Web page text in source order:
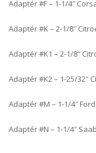
Adaptér #F – 1-1/4″
Adaptér #K – 2-1/8″
Adaptér #K1 – 2-1/8″
Adaptér #K2 – 1-25/32″
Adaptér #M – 1-1/4″
Adaptér #N – 1-1/4″